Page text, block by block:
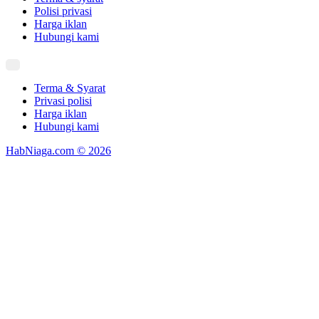
Polisi privasi
Harga iklan
Hubungi kami
Terma & Syarat
Privasi polisi
Harga iklan
Hubungi kami
HabNiaga.com © 2026